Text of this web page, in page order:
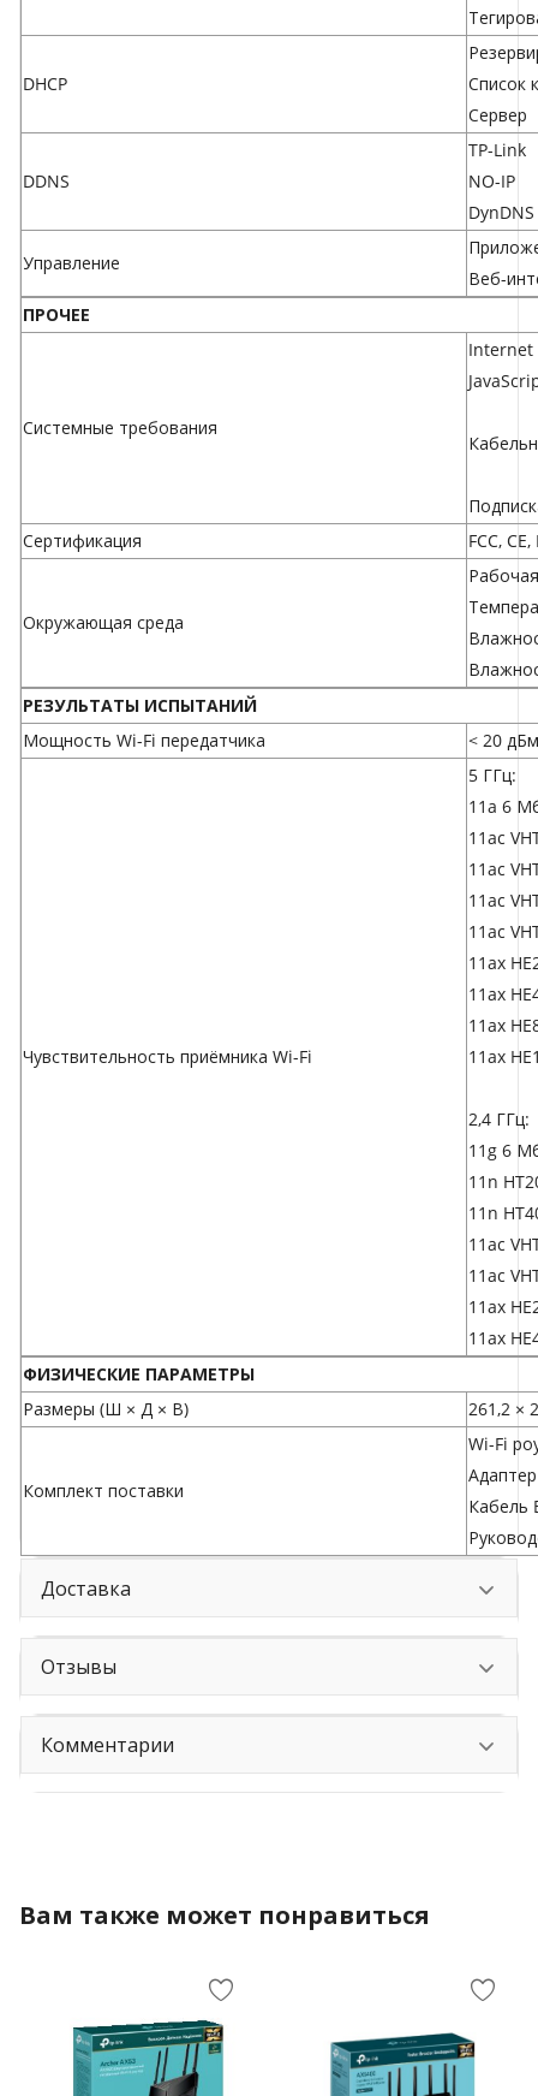
DHCP
Список
Сервер
DDNS
TP-Link
NO-IP
DynDNS
Управление
Веб-
ПРОЧЕЕ
Системные требования
Internet
Сертификация
FCC,
Окружающая среда
РЕЗУЛЬТАТЫ ИСПЫТАНИЙ
Мощность Wi-Fi передатчика
< 20
Чувствительность приёмника Wi-Fi
5 ГГц:
11a 6
11ac
11ac
11ac
11ac
11ax
11ax
11ax
11ax
2,4 ГГц:
11g 6
11n
11n
11ac
11ac
11ax
11ax
ФИЗИЧЕСКИЕ ПАРАМЕТРЫ
Размеры (Ш × Д × В)
261,2 ×
Комплект поставки
Wi-Fi
Кабель
Доставка
Отзывы
Комментарии
Вам также может понравиться